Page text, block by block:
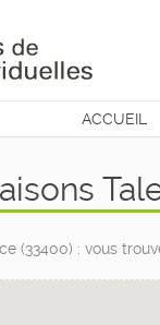
ACCUEIL
(33400) : vous